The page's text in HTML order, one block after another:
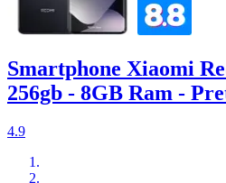
Smartphone Xiaomi
256gb - 8GB Ram -
4.9